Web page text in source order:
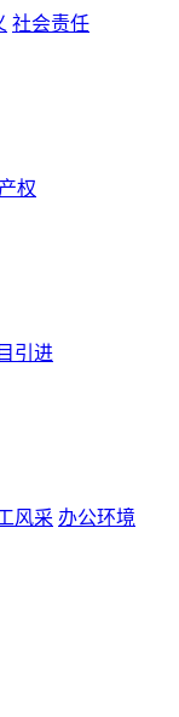
社会责任
权
引进
风采 办公环境